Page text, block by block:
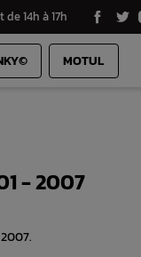
14h à 17h
MOTUL
- 2007